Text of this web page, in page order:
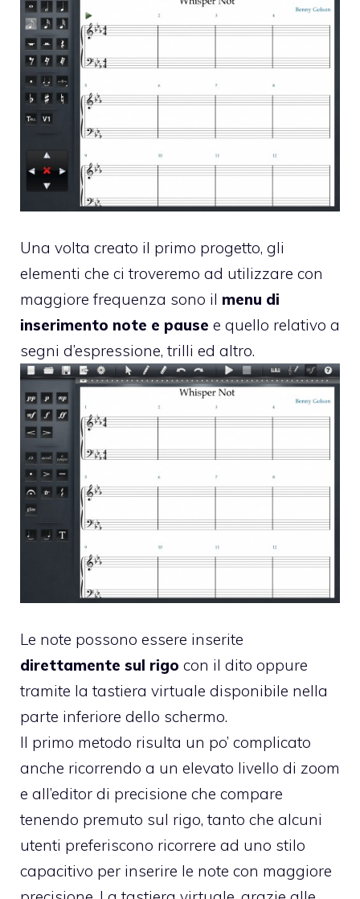
Una volta creato il primo progetto, gli
elementi che ci troveremo ad utilizzare con
maggiore frequenza sono il menu di
inserimento note e pause e quello relativo a
segni d’espressione, trilli ed altro.
Le note possono essere inserite
direttamente sul rigo con il dito oppure
tramite la tastiera virtuale disponibile nella
parte inferiore dello schermo.
Il primo metodo risulta un po’ complicato
anche ricorrendo a un elevato livello di zoom
e all’editor di precisione che compare
tenendo premuto sul rigo, tanto che alcuni
utenti preferiscono ricorrere ad uno stilo
capacitivo per inserire le note con maggiore